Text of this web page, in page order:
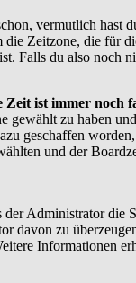
vermutlich hast
Zeitzone, die für
Falls du also noch
Zeit ist immer noch
zu haben
geschaffen
und der
Administrator die
davon zu
Informationen